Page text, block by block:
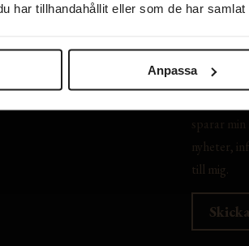
har tillhandahållit eller som de har
Anpassa
oss
tjänster
sparar
nyheter,
till mig.